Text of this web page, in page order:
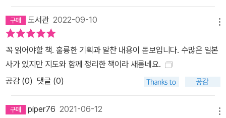
을 배치하고 종류를 설명했다. *지도와 통계가 만나 역사적 사건을
만든다(pp.172-173) 통계를 표현하는 그래프와 지도를 결합하여 1
920년대 세계 공황 시기의 일본 노동 쟁의의 양상을 설명했다. 지역
별로 각기 다른 높이와 색깔의 그래프로 구현된 노동 쟁의 양상을 통
해 각 지역의 산업화 정도와 사회적 동요 양상을 전달하고 있다.
도서관 2022-09-10
꼭 읽어야할 책. 훌륭한 기획과 알찬 내용이 돋보입니다. 수많은 일본
사가 있지만 지도와 함께 정리한 책이라 새롭네요.
공감 (0) 댓글 (0)
piper76 2021-06-12